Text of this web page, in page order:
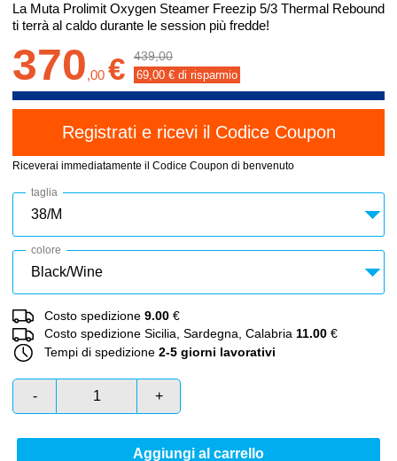
La Muta Prolimit Oxygen Steamer Freezip 5/3 Thermal Rebound
ti terrà al caldo durante le session più fredde!
370,00 € 439,00
69,00 € di risparmio
Riceverai immediatamente il Codice Coupon di benvenuto
taglia
colore
Costo spedizione 9.00 €
Costo spedizione Sicilia, Sardegna, Calabria 11.00 €
Tempi di spedizione 2-5 giorni lavorativi
- +
Aggiungi al carrello